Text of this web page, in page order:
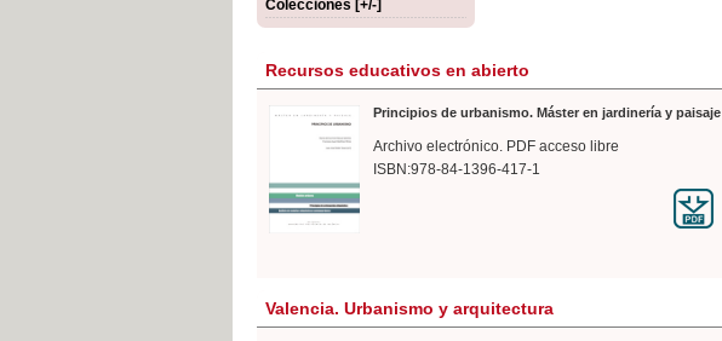
Colecciones [+/-]
Recursos educativos en abierto
Principios de urbanismo. Máster en jardinería y paisaje
Archivo electrónico. PDF acceso libre
ISBN:978-84-1396-417-1
Valencia. Urbanismo y arquitectura